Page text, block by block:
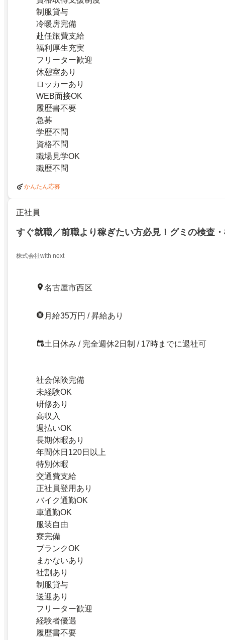
制服貸与
冷暖房完備
赴任旅費支給
福利厚生充実
フリーター歓迎
休憩室あり
ロッカーあり
WEB面接OK
履歴書不要
急募
学歴不問
資格不問
職場見学OK
職歴不問
かんたん応募
正社員
すぐ就職／前職より稼ぎたい方必見！グミの検査
株式会社with next
名古屋市西区
月給35万円 / 昇給あり
土日休み / 完全週休2日制 / 17時までに退社可
社会保険完備
未経験OK
研修あり
高収入
週払いOK
長期休暇あり
年間休日120日以上
特別休暇
交通費支給
正社員登用あり
バイク通勤OK
車通勤OK
服装自由
寮完備
ブランクOK
まかないあり
社割あり
制服貸与
送迎あり
フリーター歓迎
経験者優遇
履歴書不要